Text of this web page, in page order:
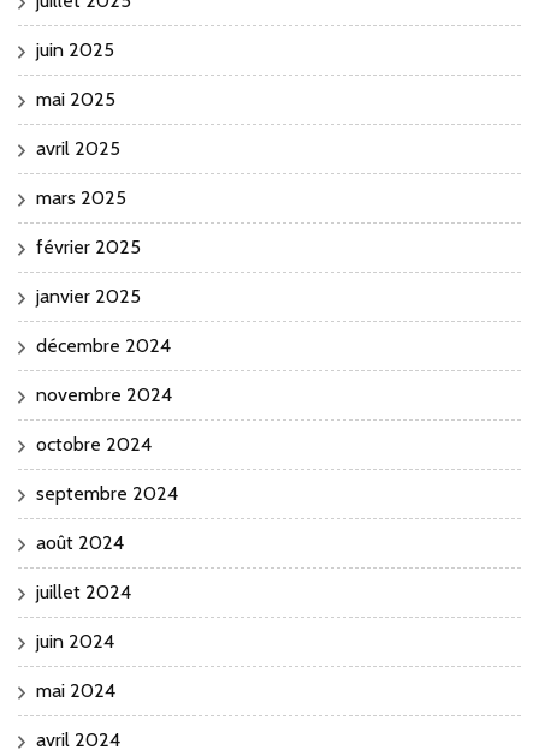
juin 2025
mai 2025
avril 2025
mars 2025
février 2025
janvier 2025
décembre 2024
novembre 2024
octobre 2024
septembre 2024
août 2024
juillet 2024
juin 2024
mai 2024
avril 2024